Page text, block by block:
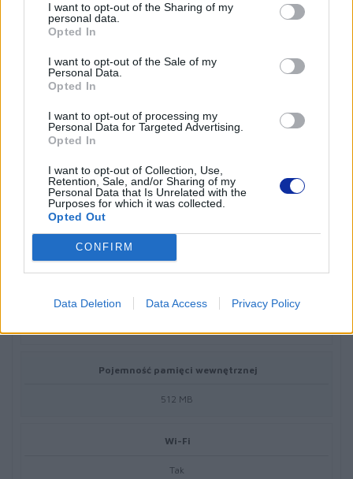
I want to opt-out of the Sharing of my
personal data.
Opted In
I want to opt-out of the Sale of my
Personal Data.
Opted In
I want to opt-out of processing my
Personal Data for Targeted Advertising.
Opted In
I want to opt-out of Collection, Use,
Retention, Sale, and/or Sharing of my
Personal Data that Is Unrelated with the
Purposes for which it was collected.
Opted Out
CONFIRM
Data Deletion Data Access Privacy Policy
Tak
Wydajność
Języki opisu strony
Pojemność pamięci wewnętrznej
512 MB
Wi-Fi
Tak